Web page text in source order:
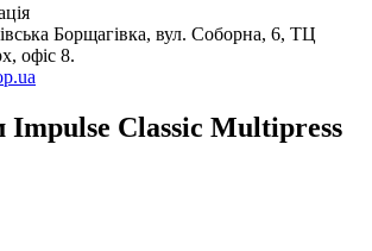
Борщагівка, вул. Соборна, 6, ТЦ
офіс 8.
Classic Multipress